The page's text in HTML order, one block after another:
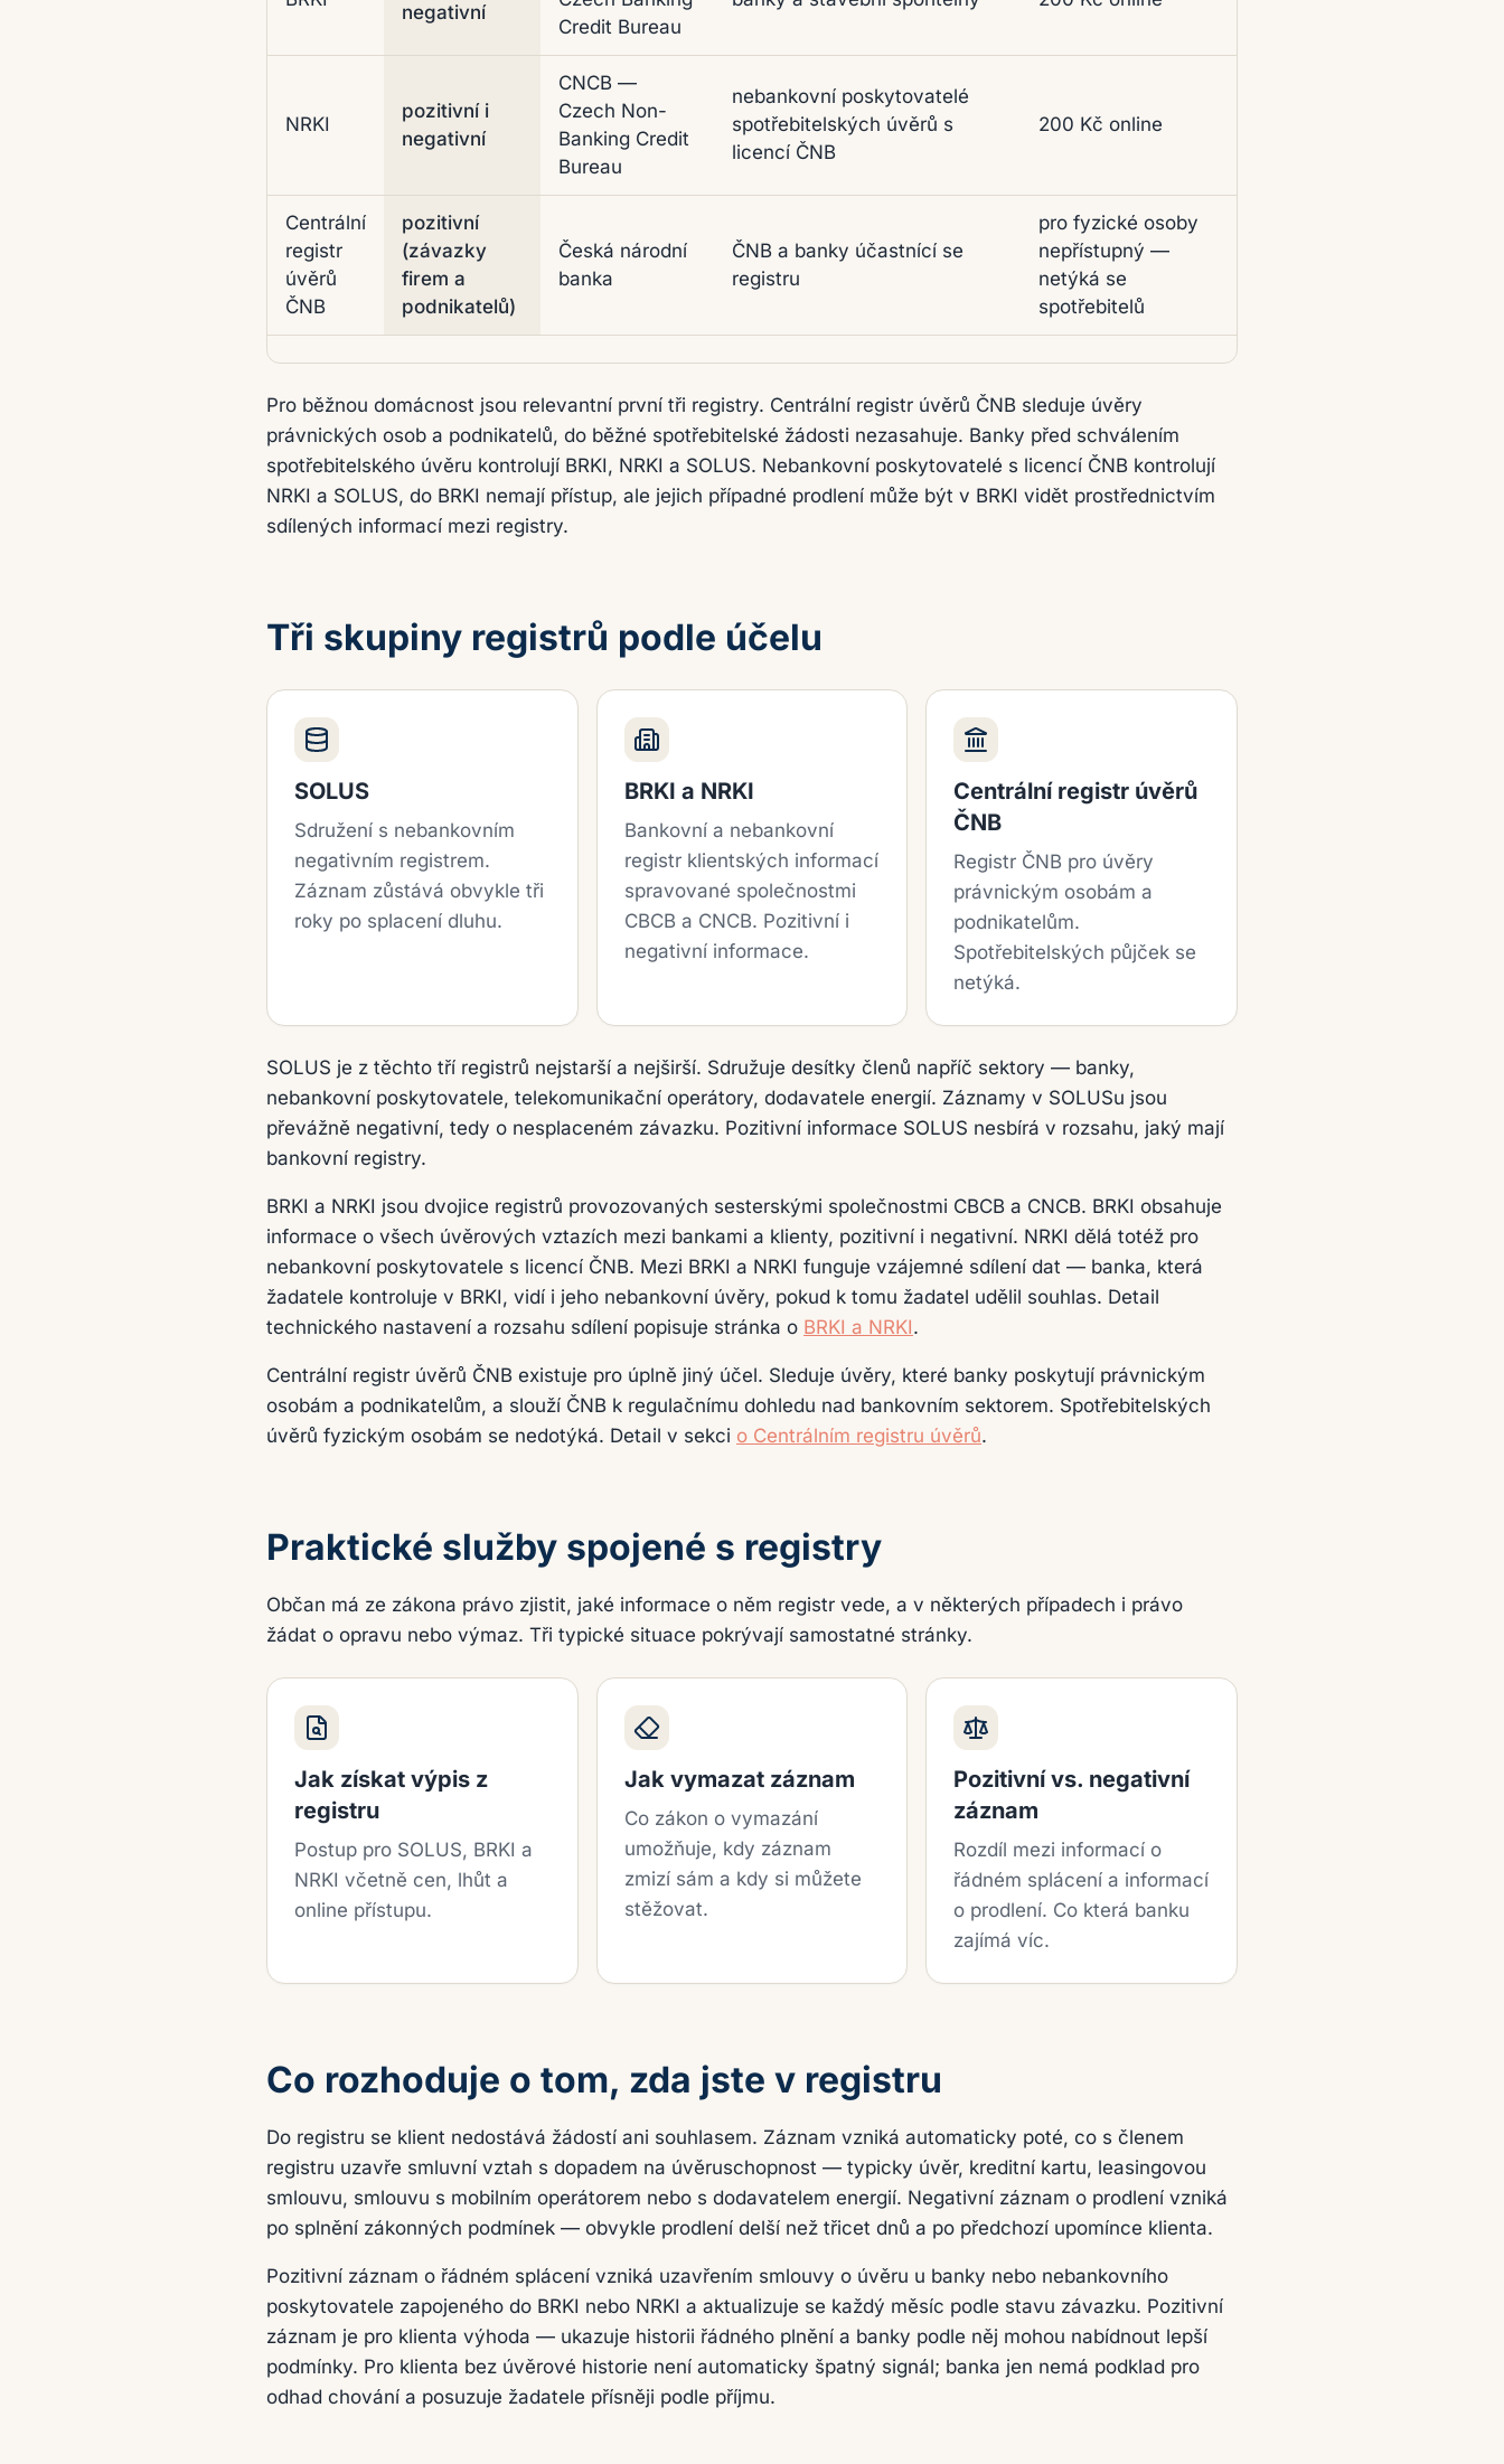
negativní
Credit Bureau
NRKI
pozitivní i
negativní
CNCB —
Czech Non-
Banking Credit
Bureau
nebankovní poskytovatelé
spotřebitelských úvěrů s
licencí ČNB
200 Kč online
Centrální
registr
úvěrů
ČNB
pozitivní
(závazky
firem a
podnikatelů)
Česká národní
banka
ČNB a banky účastnící se
registru
pro fyzické osoby
nepřístupný —
netýká se
spotřebitelů
Pro běžnou domácnost jsou relevantní první tři registry. Centrální registr úvěrů ČNB sleduje úvěry
právnických osob a podnikatelů, do běžné spotřebitelské žádosti nezasahuje. Banky před schválením
spotřebitelského úvěru kontrolují BRKI, NRKI a SOLUS. Nebankovní poskytovatelé s licencí ČNB kontrolují
NRKI a SOLUS, do BRKI nemají přístup, ale jejich případné prodlení může být v BRKI vidět prostřednictvím
sdílených informací mezi registry.
Tři skupiny registrů podle účelu
SOLUS
Sdružení s nebankovním
negativním registrem.
Záznam zůstává obvykle tři
roky po splacení dluhu.
BRKI a NRKI
Bankovní a nebankovní
registr klientských informací
spravované společnostmi
CBCB a CNCB. Pozitivní i
negativní informace.
Centrální registr úvěrů
ČNB
Registr ČNB pro úvěry
právnickým osobám a
podnikatelům.
Spotřebitelských půjček se
netýká.
SOLUS je z těchto tří registrů nejstarší a nejširší. Sdružuje desítky členů napříč sektory — banky,
nebankovní poskytovatele, telekomunikační operátory, dodavatele energií. Záznamy v SOLUSu jsou
převážně negativní, tedy o nesplaceném závazku. Pozitivní informace SOLUS nesbírá v rozsahu, jaký mají
bankovní registry.
BRKI a NRKI jsou dvojice registrů provozovaných sesterskými společnostmi CBCB a CNCB. BRKI obsahuje
informace o všech úvěrových vztazích mezi bankami a klienty, pozitivní i negativní. NRKI dělá totéž pro
nebankovní poskytovatele s licencí ČNB. Mezi BRKI a NRKI funguje vzájemné sdílení dat — banka, která
žadatele kontroluje v BRKI, vidí i jeho nebankovní úvěry, pokud k tomu žadatel udělil souhlas. Detail
technického nastavení a rozsahu sdílení popisuje stránka o BRKI a NRKI.
Centrální registr úvěrů ČNB existuje pro úplně jiný účel. Sleduje úvěry, které banky poskytují právnickým
osobám a podnikatelům, a slouží ČNB k regulačnímu dohledu nad bankovním sektorem. Spotřebitelských
úvěrů fyzickým osobám se nedotýká. Detail v sekci o Centrálním registru úvěrů.
Praktické služby spojené s registry
Občan má ze zákona právo zjistit, jaké informace o něm registr vede, a v některých případech i právo
žádat o opravu nebo výmaz. Tři typické situace pokrývají samostatné stránky.
Jak získat výpis z
registru
Postup pro SOLUS, BRKI a
NRKI včetně cen, lhůt a
online přístupu.
Jak vymazat záznam
Co zákon o vymazání
umožňuje, kdy záznam
zmizí sám a kdy si můžete
stěžovat.
Pozitivní vs. negativní
záznam
Rozdíl mezi informací o
řádném splácení a informací
o prodlení. Co která banku
zajímá víc.
Co rozhoduje o tom, zda jste v registru
Do registru se klient nedostává žádostí ani souhlasem. Záznam vzniká automaticky poté, co s členem
registru uzavře smluvní vztah s dopadem na úvěruschopnost — typicky úvěr, kreditní kartu, leasingovou
smlouvu, smlouvu s mobilním operátorem nebo s dodavatelem energií. Negativní záznam o prodlení vzniká
po splnění zákonných podmínek — obvykle prodlení delší než třicet dnů a po předchozí upomínce klienta.
Pozitivní záznam o řádném splácení vzniká uzavřením smlouvy o úvěru u banky nebo nebankovního
poskytovatele zapojeného do BRKI nebo NRKI a aktualizuje se každý měsíc podle stavu závazku. Pozitivní
záznam je pro klienta výhoda — ukazuje historii řádného plnění a banky podle něj mohou nabídnout lepší
podmínky. Pro klienta bez úvěrové historie není automaticky špatný signál; banka jen nemá podklad pro
odhad chování a posuzuje žadatele přísněji podle příjmu.